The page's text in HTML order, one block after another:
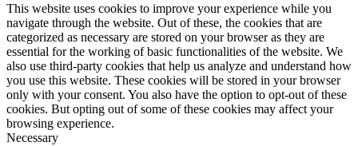
This website uses cookies to improve your experience while you
navigate through the website. Out of these, the cookies that are
categorized as necessary are stored on your browser as they are
essential for the working of basic functionalities of the website. We
also use third-party cookies that help us analyze and understand how
you use this website. These cookies will be stored in your browser
only with your consent. You also have the option to opt-out of these
cookies. But opting out of some of these cookies may affect your
browsing experience.
Necessary